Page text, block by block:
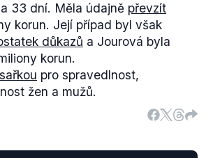
33 dní. Měla údajně převzít
korun. Její případ byl však
důkazů a Jourová byla
korun.
pro spravedlnost,
žen a mužů.